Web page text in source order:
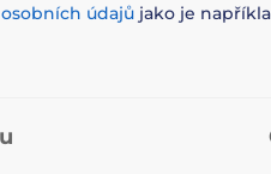
osobních údajů jako je